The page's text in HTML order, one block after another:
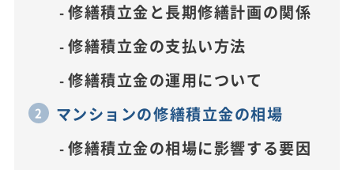
修繕積立金と長期修繕計画の関係
修繕積立金の支払い方法
修繕積立金の運用について
マンションの修繕積立金の相場
修繕積立金の相場に影響する要因